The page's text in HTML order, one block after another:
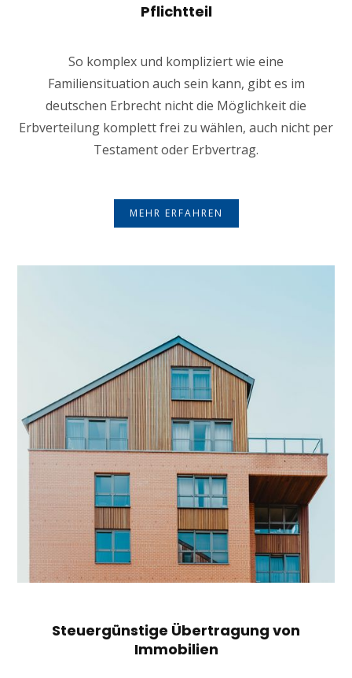
Pflichtteil
So komplex und kompliziert wie eine
Familiensituation auch sein kann, gibt es im
deutschen Erbrecht nicht die Möglichkeit die
Erbverteilung komplett frei zu wählen, auch nicht per
Testament oder Erbvertrag.
MEHR ERFAHREN
Steuergünstige Übertragung von
Immobilien